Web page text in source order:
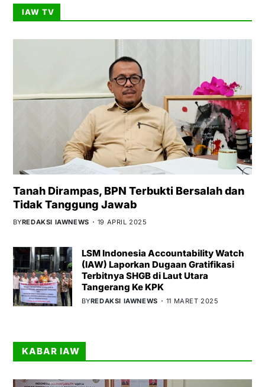
IAW TV
Tanah Dirampas, BPN Terbukti Bersalah dan
Tidak Tanggung Jawab
BYREDAKSI IAWNEWS 19 APRIL 2025
LSM Indonesia Accountability Watch
(IAW) Laporkan Dugaan Gratifikasi
Terbitnya SHGB di Laut Utara
Tangerang Ke KPK
BYREDAKSI IAWNEWS 11 MARET 2025
KABAR IAW